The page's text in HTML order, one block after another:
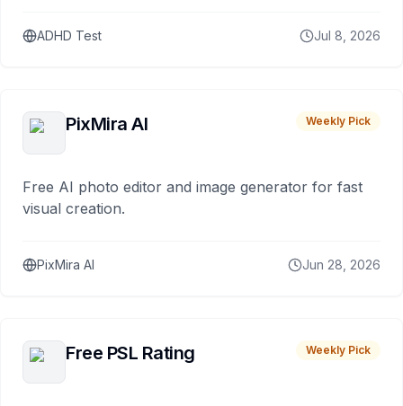
ADHD Test Jul 8, 2026
PixMira AI Weekly Pick
Free AI photo editor and image generator for fast
visual creation.
PixMira AI Jun 28, 2026
Free PSL Rating Weekly Pick